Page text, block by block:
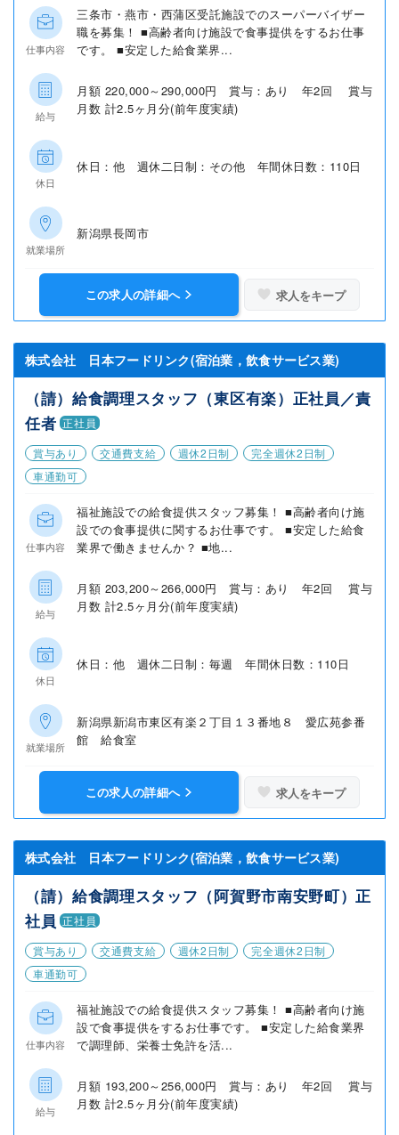
仕事内容
三条市・燕市・西蒲区受託施設でのスーパーバイザー
職を募集！ ■高齢者向け施設で食事提供をするお仕事
です。 ■安定した給食業界...
給与
月額 220,000～290,000円 賞与：あり 年2回 賞与
月数 計2.5ヶ月分(前年度実績)
休日
休日：他 週休二日制：その他 年間休日数：110日
就業場所
新潟県長岡市
この求人の詳細へ 求人をキープ
株式会社 日本フードリンク(宿泊業，飲食サービス業)
（請）給食調理スタッフ（東区有楽）正社員／責
任者 正社員
賞与あり
交通費支給 週休2日制
完全週休2日制
車通勤可
仕事内容
福祉施設での給食提供スタッフ募集！ ■高齢者向け施
設での食事提供に関するお仕事です。 ■安定した給食
業界で働きませんか？ ■地...
給与
月額 203,200～266,000円 賞与：あり 年2回 賞与
月数 計2.5ヶ月分(前年度実績)
休日
休日：他 週休二日制：毎週 年間休日数：110日
就業場所
新潟県新潟市東区有楽２丁目１３番地８ 愛広苑参番
館 給食室
この求人の詳細へ 求人をキープ
株式会社 日本フードリンク(宿泊業，飲食サービス業)
（請）給食調理スタッフ（阿賀野市南安野町）正
社員 正社員
賞与あり
交通費支給 週休2日制
完全週休2日制
車通勤可
仕事内容
福祉施設での給食提供スタッフ募集！ ■高齢者向け施
設で食事提供をするお仕事です。 ■安定した給食業界
で調理師、栄養士免許を活...
給与
月額 193,200～256,000円 賞与：あり 年2回 賞与
月数 計2.5ヶ月分(前年度実績)